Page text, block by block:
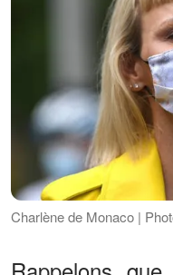
Charlène de Monaco |